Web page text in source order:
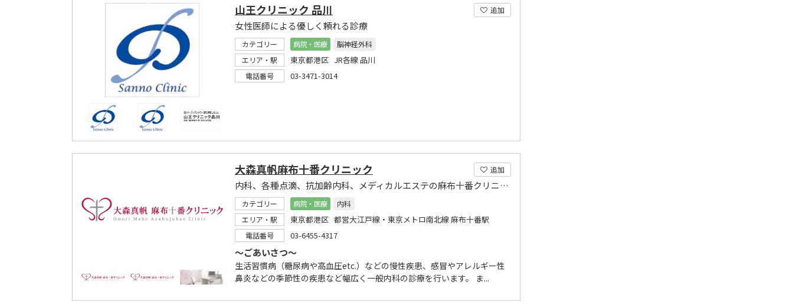
追加
山王クリニック 品川
女性医師による優しく頼れる診療
カテゴリー 病院・医療
脳神経外科
エリア・駅
東京都港区 JR各線 品川
電話番号 03-3471-3014
追加
大森真帆麻布十番クリニック
内科、各種点滴、抗加齢内科、メディカルエステの麻布十番クリニックです。
カテゴリー 病院・医療
内科
エリア・駅
東京都港区 都営大江戸線・東京メトロ南北線 麻布十番駅
電話番号 03-6455-4317
～ごあいさつ～
生活習慣病（糖尿病や高血圧etc.）などの慢性疾患、感冒やアレルギー性
鼻炎などの季節性の疾患など幅広く一般内科の診療を行います。 ま...